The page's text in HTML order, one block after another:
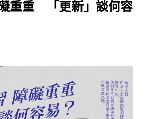
重重 「更新」談何容